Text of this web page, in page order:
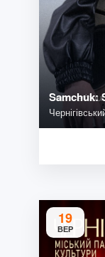
Samchuk:
19
ВЕР